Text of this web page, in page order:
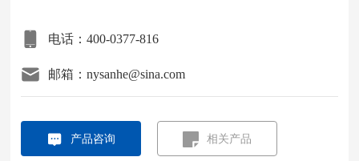
电话：400-0377-816
邮箱：nysanhe@sina.com
产品咨询 相关产品